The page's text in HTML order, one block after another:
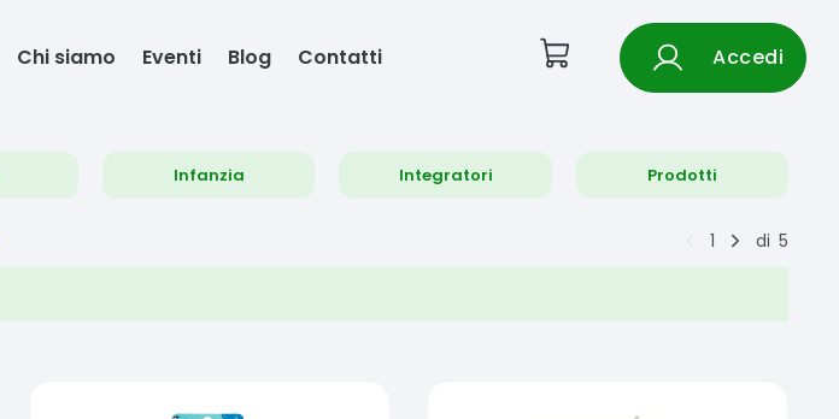
Chi siamo Eventi Blog Contatti Accedi
Infanzia Integratori Prodotti
1 di 5